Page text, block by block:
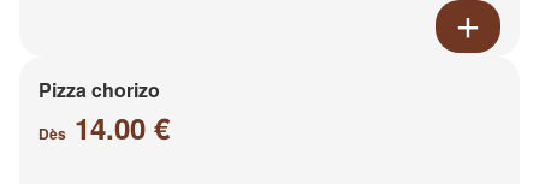
Pizza chorizo
Dès 14.00 €